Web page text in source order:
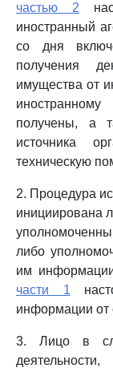
частью 2
иностранный
со дня
получения
имущества от
получены, а
источника
техническую
2. Процедура
инициирована
либо
им
части 1
информации от
3. Лицо в